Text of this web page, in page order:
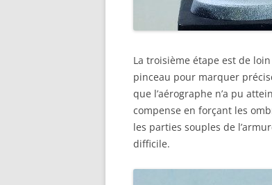
La troisième étape est de
pinceau pour marquer
que l’aérographe n’a pu
compense en forçant les
les parties souples de
difficile.